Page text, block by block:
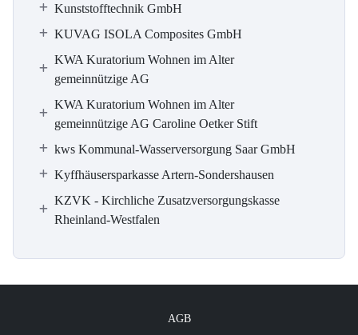
Kunststofftechnik GmbH
KUVAG ISOLA Composites GmbH
KWA Kuratorium Wohnen im Alter
gemeinnützige AG
KWA Kuratorium Wohnen im Alter
gemeinnützige AG Caroline Oetker Stift
kws Kommunal-Wasserversorgung Saar GmbH
Kyffhäusersparkasse Artern-Sondershausen
KZVK - Kirchliche Zusatzversorgungskasse
Rheinland-Westfalen
AGB